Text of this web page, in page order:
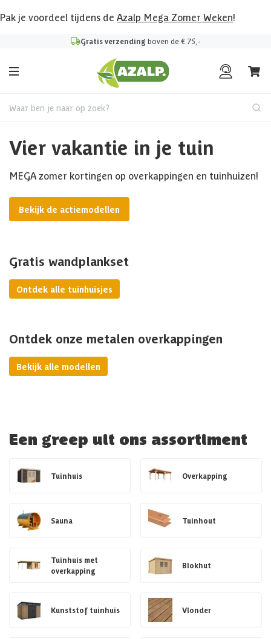
Pak je voordeel tijdens de Azalp Mega Zomer Weken!
Gratis verzending boven de € 75,-
Waar ben je naar op zoek?
Vier vakantie in je tuin
MEGA zomer kortingen op overkappingen en tuinhuizen!
Bekijk de actiemodellen
Gratis wandplankset
Ontdek alle tuinhuisjes
Ontdek onze metalen overkappingen
Bekijk alle modellen
Een greep uit ons assortiment
Tuinhuis Overkapping
Sauna Tuinhout
Tuinhuis met
overkapping
Blokhut
Kunststof tuinhuis Vlonder